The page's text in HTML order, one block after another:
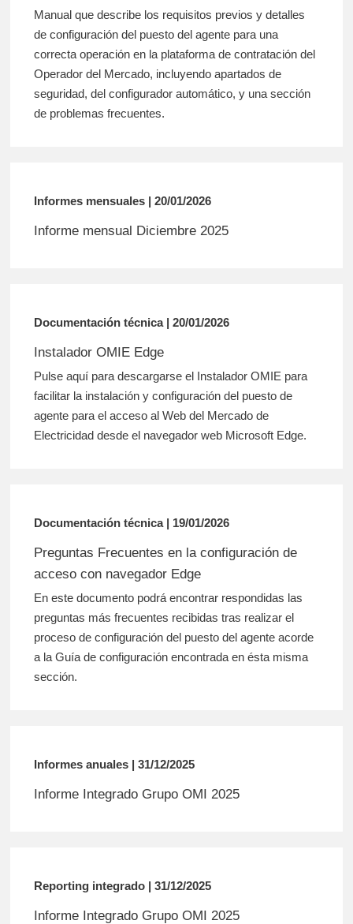
Manual que describe los requisitos previos y detalles
de configuración del puesto del agente para una
correcta operación en la plataforma de contratación del
Operador del Mercado, incluyendo apartados de
seguridad, del configurador automático, y una sección
de problemas frecuentes.
Informes mensuales | 20/01/2026
Informe mensual Diciembre 2025
Documentación técnica | 20/01/2026
Instalador OMIE Edge
Pulse aquí para descargarse el Instalador OMIE para
facilitar la instalación y configuración del puesto de
agente para el acceso al Web del Mercado de
Electricidad desde el navegador web Microsoft Edge.
Documentación técnica | 19/01/2026
Preguntas Frecuentes en la configuración de
acceso con navegador Edge
En este documento podrá encontrar respondidas las
preguntas más frecuentes recibidas tras realizar el
proceso de configuración del puesto del agente acorde
a la Guía de configuración encontrada en ésta misma
sección.
Informes anuales | 31/12/2025
Informe Integrado Grupo OMI 2025
Reporting integrado | 31/12/2025
Informe Integrado Grupo OMI 2025